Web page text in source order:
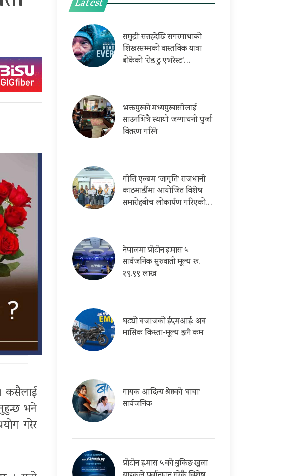
कसैलाई
भने
गरेर
Latest
समुद्री सतहदेखि सगरमाथाको
शिखरसम्मको वास्तविक यात्रा
बोकेको ‘रोड टु एभरेस्ट’…
भक्तपुरको मध्यपुरबासीलाई
साउनभित्रै स्थायी जग्गाधनी पुर्जा
वितरण गरिने
गीति एल्बम ‘जागृति’ राजधानी
काठमाडौंमा आयोजित विशेष
समारोहबीच लोकार्पण गरिएको…
नेपालमा प्रोटोन इ.मास ५
सार्वजनिक सुरुवाती मूल्य रू.
२९.९९ लाख
घट्यो बजाजको ईएमआई: अब
मासिक किस्ता-मूल्य झनै कम
गायक आदित्य श्रेष्ठको ‘बाचा’
सार्वजनिक
प्रोटोन इ.मास ५ को बुकिङ खुला